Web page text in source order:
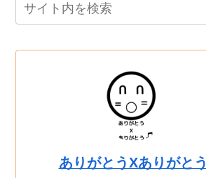
ありがとうXありがとう